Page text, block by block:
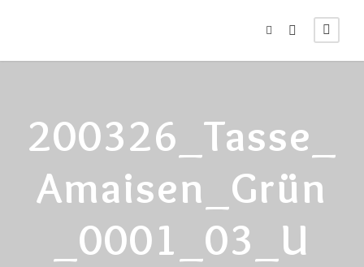
200326_Tasse_
Amaisen_Grün
_0001_03_U